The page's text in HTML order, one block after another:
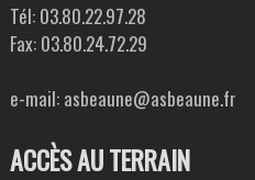
Tél: 03.80.22.97.28
Fax: 03.80.24.72.29
e-mail: asbeaune@asbeaune.fr
ACCÈS AU TERRAIN